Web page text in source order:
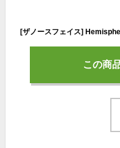
[ザノースフェイス]
この商